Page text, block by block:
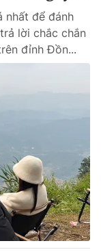
nhất để đánh
lời chắc chắn
đỉnh Đồn...